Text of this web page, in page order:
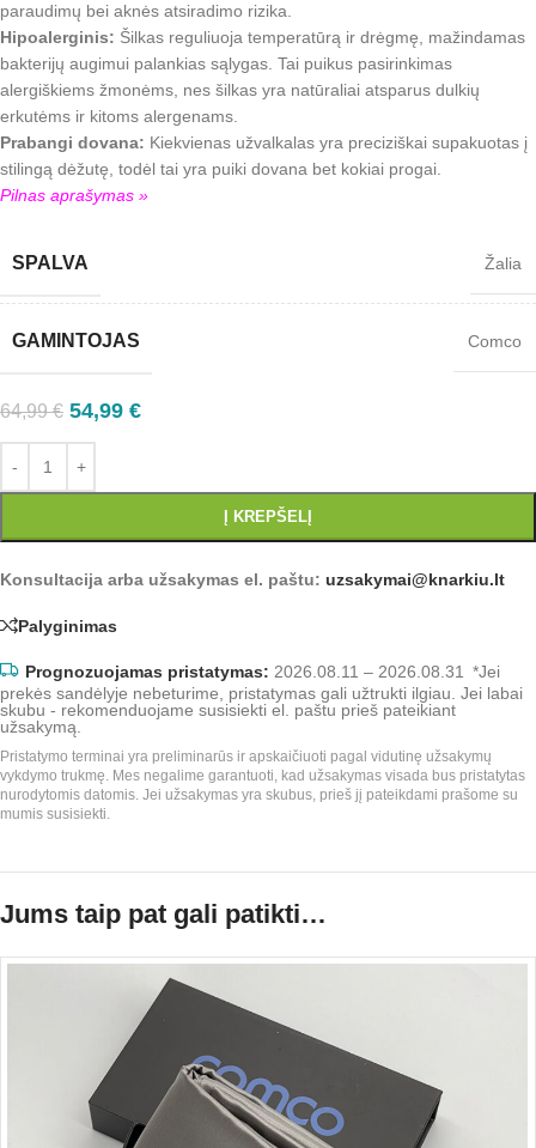
paraudimų bei aknės atsiradimo rizika.
Hipoalerginis: Šilkas reguliuoja temperatūrą ir drėgmę, mažindamas
bakterijų augimui palankias sąlygas. Tai puikus pasirinkimas
alergiškiems žmonėms, nes šilkas yra natūraliai atsparus dulkių
erkutėms ir kitoms alergenams.
Prabangi dovana: Kiekvienas užvalkalas yra preciziškai supakuotas į
stilingą dėžutę, todėl tai yra puiki dovana bet kokiai progai.
Pilnas aprašymas »
SPALVA Žalia
GAMINTOJAS Comco
64,99€ 54,99 €
Į KREPŠELĮ
Konsultacija arba užsakymas el. paštu: uzsakymai@knarkiu.lt
Palyginimas
Prognozuojamas pristatymas: 2026.08.11 – 2026.08.31 *Jei
prekės sandėlyje nebeturime, pristatymas gali užtrukti ilgiau. Jei labai
skubu - rekomenduojame susisiekti el. paštu prieš pateikiant
užsakymą.
Pristatymo terminai yra preliminarūs ir apskaičiuoti pagal vidutinę užsakymų
vykdymo trukmę. Mes negalime garantuoti, kad užsakymas visada bus pristatytas
nurodytomis datomis. Jei užsakymas yra skubus, prieš jį pateikdami prašome su
mumis susisiekti.
Jums taip pat gali patikti…